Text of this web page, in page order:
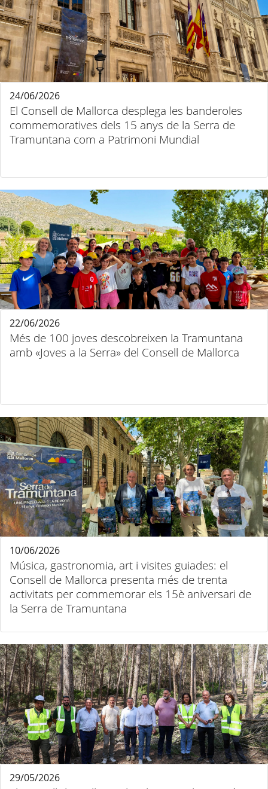
El Consell de Mallorca desplega les banderoles
commemoratives dels 15 anys de la Serra de
Tramuntana com a Patrimoni Mundial
24/06/2026
Més de 100 joves descobreixen la Tramuntana
amb «Joves a la Serra» del Consell de Mallorca
22/06/2026
Música, gastronomia, art i visites guiades: el
Consell de Mallorca presenta més de trenta
activitats per commemorar els 15è aniversari de
la Serra de Tramuntana
10/06/2026
29/05/2026